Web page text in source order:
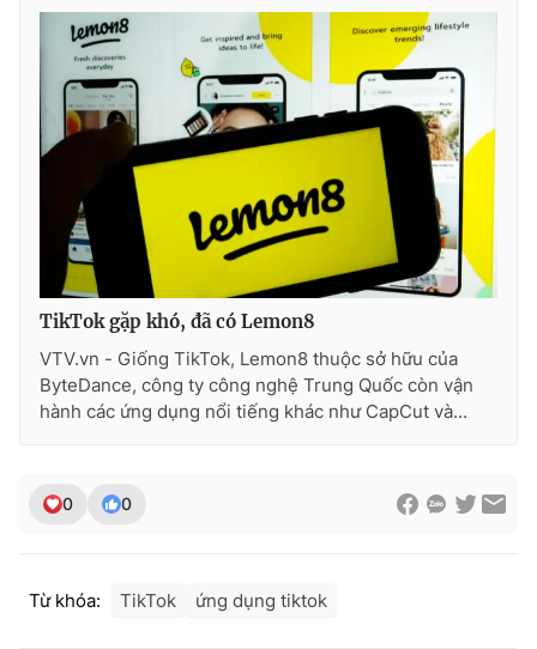
TikTok gặp khó, đã có Lemon8
VTV.vn - Giống TikTok, Lemon8 thuộc sở hữu của
ByteDance, công ty công nghệ Trung Quốc còn vận
hành các ứng dụng nổi tiếng khác như CapCut và...
0 0
Từ khóa: TikTok ứng dụng tiktok